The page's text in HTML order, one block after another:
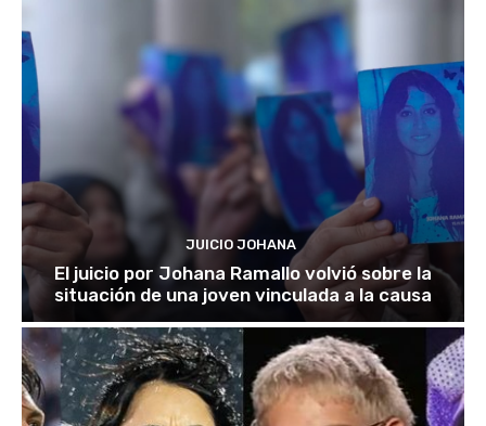
JUICIO JOHANA
El juicio por Johana Ramallo volvió sobre la
situación de una joven vinculada a la causa